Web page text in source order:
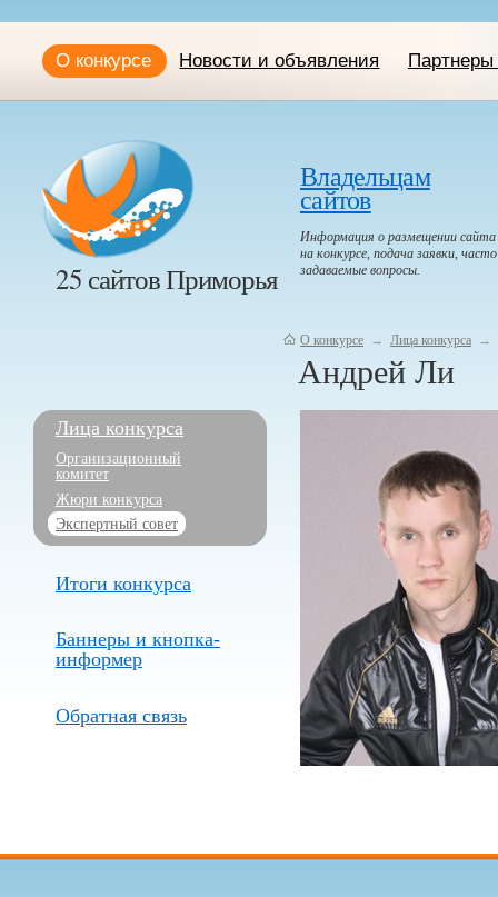
О конкурсе Новости и объявления Партнеры
25 сайтов Приморья
Владельцам
сайтов
Информация о размещении сайта
на конкурсе, подача заявки, часто
задаваемые вопросы.
О конкурсе → Лица конкурса →
Андрей Ли
Лица конкурса
Организационный
комитет
Жюри конкурса
Экспертный совет
Итоги конкурса
Баннеры и кнопка-
информер
Обратная связь